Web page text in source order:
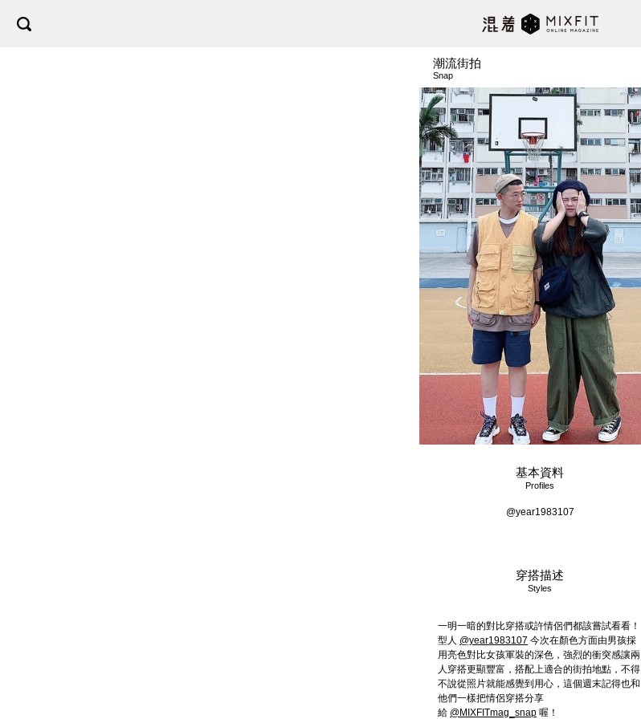
潮流街拍
Snap
基本資料
Profiles
@year1983107
穿搭描述
Styles
一明一暗的對比穿搭或許情侶們都該嘗試看看！
型人 @year1983107 今次在顏色方面由男孩採
用亮色對比女孩軍裝的深色，強烈的衝突感讓兩
人穿搭更顯豐富，搭配上適合的街拍地點，不得
不說從照片就能感覺到用心，這個週末記得也和
他們一樣把情侶穿搭分享
給 @MIXFITmag_snap 喔！